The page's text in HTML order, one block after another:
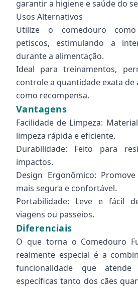
garantir a higiene e saúde do
Usos Alternativos
Utilize o comedouro
petiscos, estimulando a
durante a alimentação.
Ideal para treinamentos,
controle a quantidade exata
como recompensa.
Vantagens
Facilidade de Limpeza:
limpeza rápida e eficiente.
Durabilidade: Feito para
impactos.
Design Ergonômico:
mais segura e confortável.
Portabilidade: Leve e fácil
viagens ou passeios.
Diferenciais
O que torna o Comedouro
realmente especial é a
funcionalidade que atende
específicas tanto dos cães